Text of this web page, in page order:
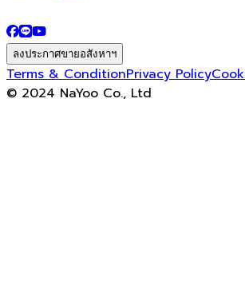
ลงประกาศขายอสังหาฯ
Terms & ConditionPrivacy Policy
© 2024 NaYoo Co., Ltd